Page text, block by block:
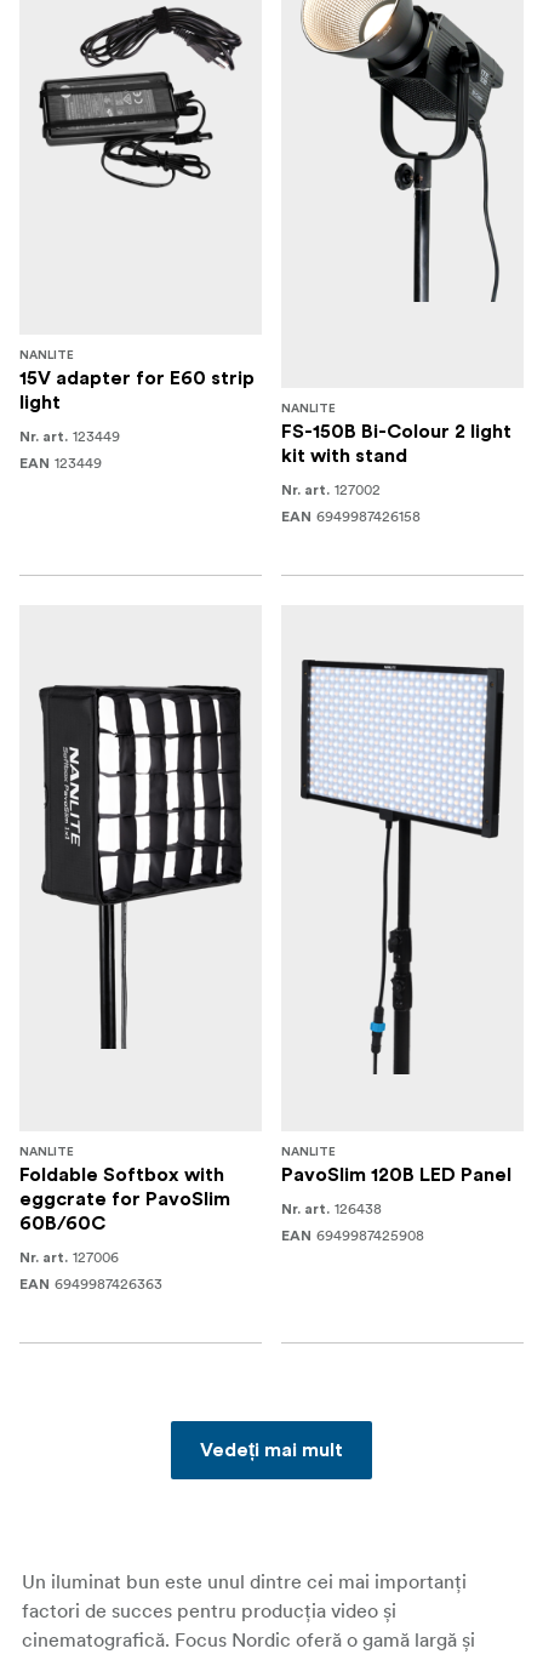
NANLITE
15V adapter for E60 strip
light
Nr. art. 123449
EAN 123449
NANLITE
FS-150B Bi-Colour 2 light
kit with stand
Nr. art. 127002
EAN 6949987426158
NANLITE
Foldable Softbox with
eggcrate for PavoSlim
60B/60C
Nr. art. 127006
EAN 6949987426363
NANLITE
PavoSlim 120B LED Panel
Nr. art. 126438
EAN 6949987425908
Vedeți mai mult
Un iluminat bun este unul dintre cei mai importanți
factori de succes pentru producția video și
cinematografică. Focus Nordic oferă o gamă largă și